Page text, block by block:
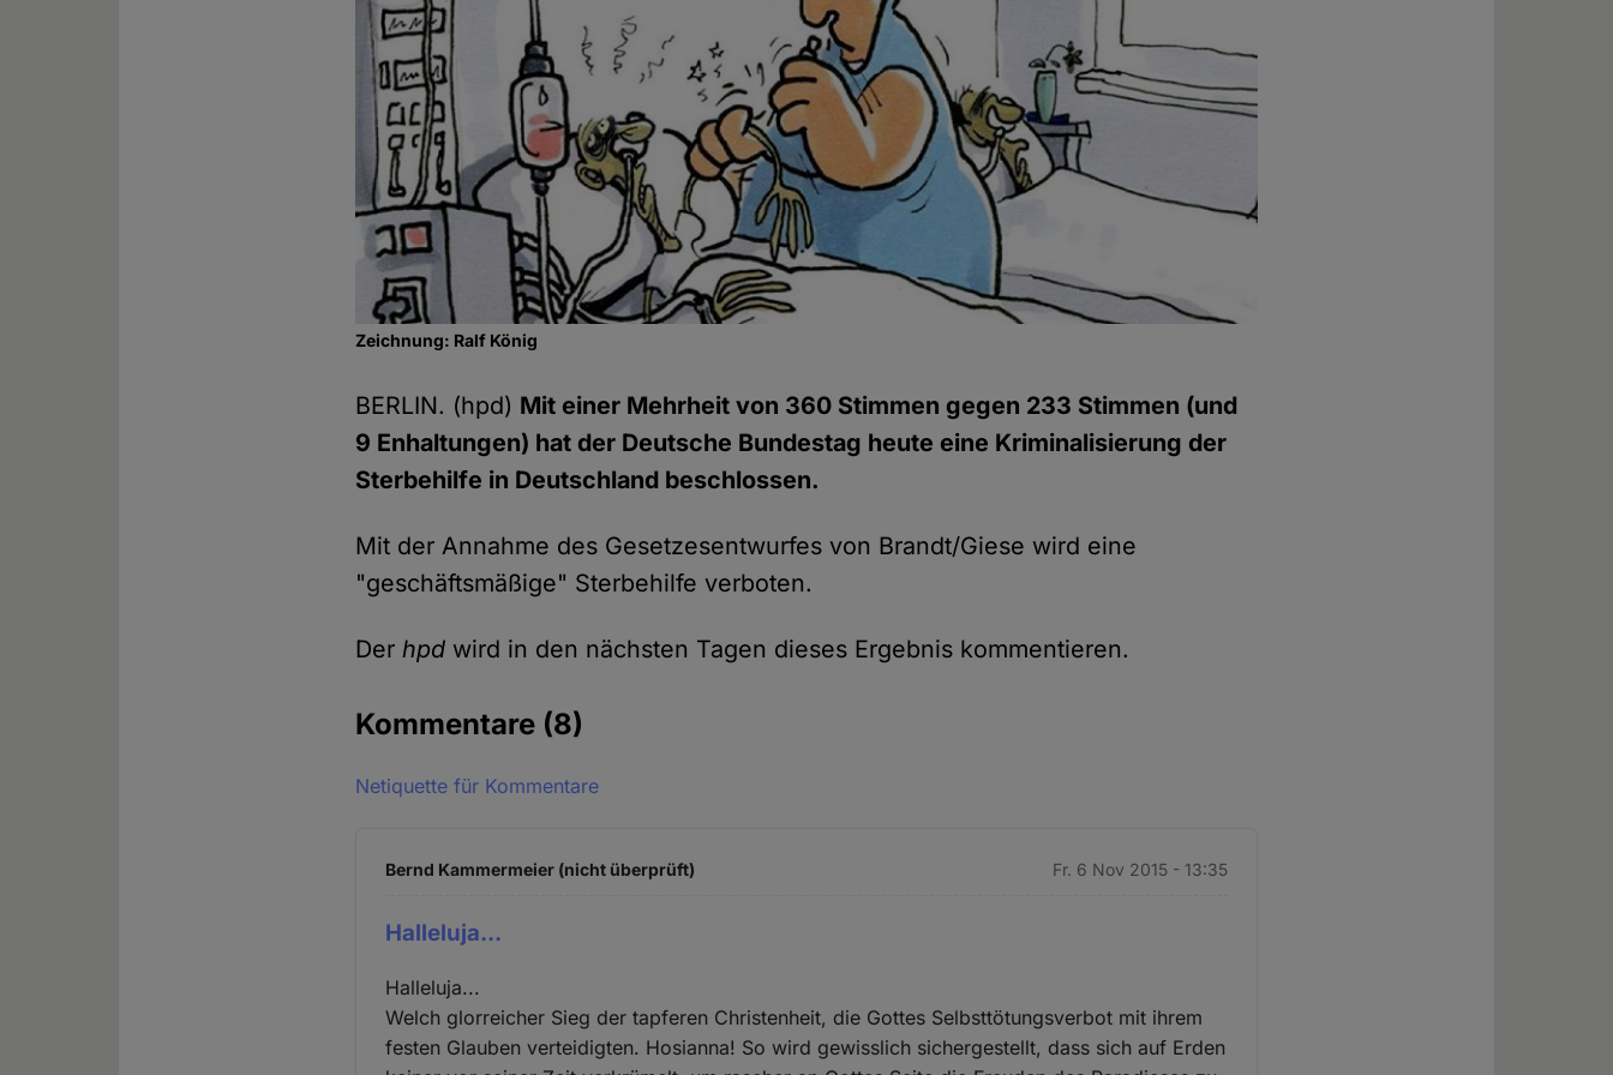
Zeichnung: Ralf König
BERLIN. (hpd) Mit einer Mehrheit von 360 Stimmen gegen 233 Stimmen (und
9 Enhaltungen) hat der Deutsche Bundestag heute eine Kriminalisierung der
Sterbehilfe in Deutschland beschlossen.
Mit der Annahme des Gesetzesentwurfes von Brandt/Giese wird eine
"geschäftsmäßige" Sterbehilfe verboten.
Derhpd wird in den nächsten Tagen dieses Ergebnis kommentieren.
Kommentare (8)
Netiquette für Kommentare
Bernd Kammermeier (nicht überprüft) Fr. 6 Nov 2015 - 13:35
Halleluja...
Halleluja...
Welch glorreicher Sieg der tapferen Christenheit, die Gottes Selbsttötungsverbot mit ihrem
festen Glauben verteidigten. Hosianna! So wird gewisslich sichergestellt, dass sich auf Erden